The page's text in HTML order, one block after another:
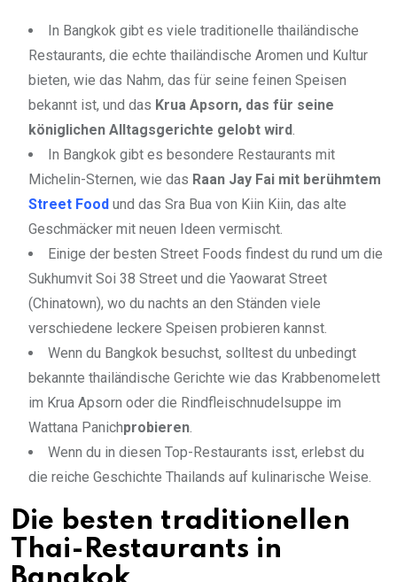
In Bangkok gibt es viele traditionelle thailändische
Restaurants, die echte thailändische Aromen und Kultur
bieten, wie das Nahm, das für seine feinen Speisen
bekannt ist, und das Krua Apsorn, das für seine
königlichen Alltagsgerichte gelobt wird
In Bangkok gibt es besondere Restaurants mit
Michelin-Sternen, wie das Raan Jay Fai mit berühmtem
Street Food und das Sra Bua von Kiin Kiin, das alte
Geschmäcker mit neuen Ideen vermischt.
Einige der besten Street Foods findest du rund um die
Sukhumvit Soi 38 Street und die Yaowarat Street
(Chinatown), wo du nachts an den Ständen viele
verschiedene leckere Speisen probieren kannst.
Wenn du Bangkok besuchst, solltest du unbedingt
bekannte thailändische Gerichte wie das Krabbenomelett
im Krua Apsorn oder die Rindfleischnudelsuppe im
Wattana Panichprobieren
Wenn du in diesen Top-Restaurants isst, erlebst du
die reiche Geschichte Thailands auf kulinarische Weise.
Die besten traditionellen
Thai-Restaurants in